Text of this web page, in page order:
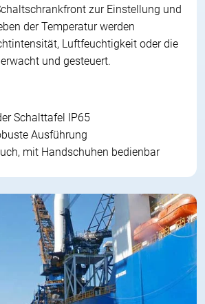
zur Einstellung und
der Temperatur werden
Luftfeuchtigkeit oder die
und gesteuert.
Schalttafel IP65
Ausführung
mit Handschuhen bedienbar